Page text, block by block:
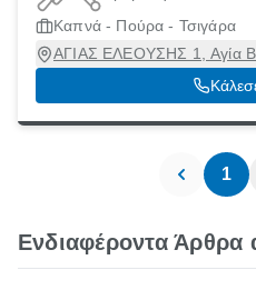
Καπνά - Πούρα - Τσιγάρα
ΑΓΙΑΣ ΕΛΕΟΥΣΗΣ 1, Αγία
1
Ενδιαφέροντα